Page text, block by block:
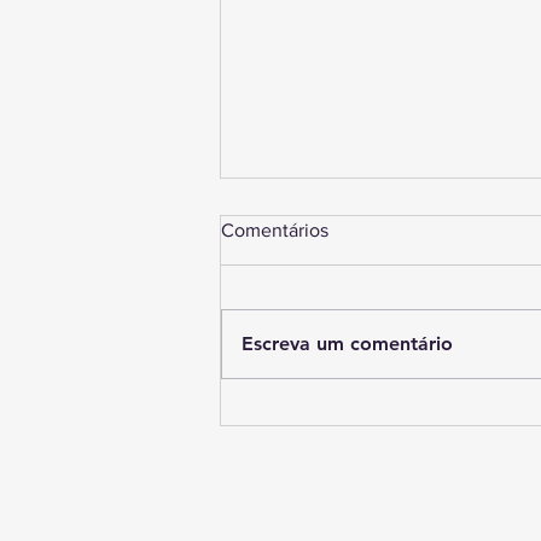
Comentários
Escreva um comentário